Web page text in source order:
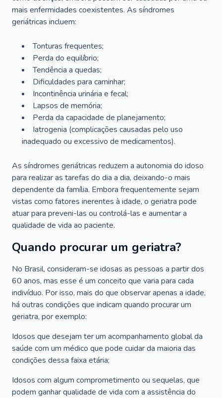
mais enfermidades coexistentes. As síndromes
geriátricas incluem:
Tonturas frequentes;
Perda do equilíbrio;
Tendência a quedas;
Dificuldades para caminhar;
Incontinência urinária e fecal;
Lapsos de memória;
Perda da capacidade de planejamento;
Iatrogenia (complicações causadas pelo uso
inadequado ou excessivo de medicamentos).
As síndromes geriátricas reduzem a autonomia do idoso
para realizar as tarefas do dia a dia, deixando-o mais
dependente da família. Embora frequentemente sejam
vistas como fatores inerentes à idade, o geriatra pode
atuar para preveni-las ou controlá-las e aumentar a
qualidade de vida ao paciente.
Quando procurar um geriatra?
No Brasil, consideram-se idosas as pessoas a partir dos
60 anos, mas esse é um conceito que varia para cada
indivíduo. Por isso, mais do que observar apenas a idade,
há outras condições que indicam quando procurar um
geriatra, por exemplo:
Idosos que desejam ter um acompanhamento global da
saúde com um médico que pode cuidar da maioria das
condições dessa faixa etária;
Idosos com algum comprometimento ou sequelas, que
podem ganhar qualidade de vida com a assistência do